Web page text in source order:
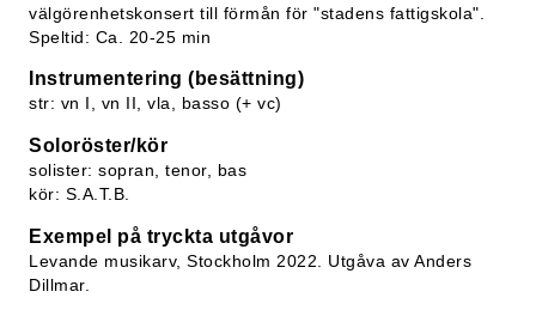
välgörenhetskonsert till förmån för "stadens fattigskola".
Speltid: Ca. 20-25 min
Instrumentering (besättning)
str: vn I, vn II, vla, basso (+ vc)
Soloröster/kör
solister: sopran, tenor, bas
kör: S.A.T.B.
Exempel på tryckta utgåvor
Levande musikarv, Stockholm 2022. Utgåva av Anders
Dillmar.